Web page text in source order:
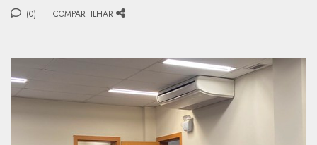
(0) COMPARTILHAR